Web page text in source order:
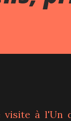
visite à l'Un